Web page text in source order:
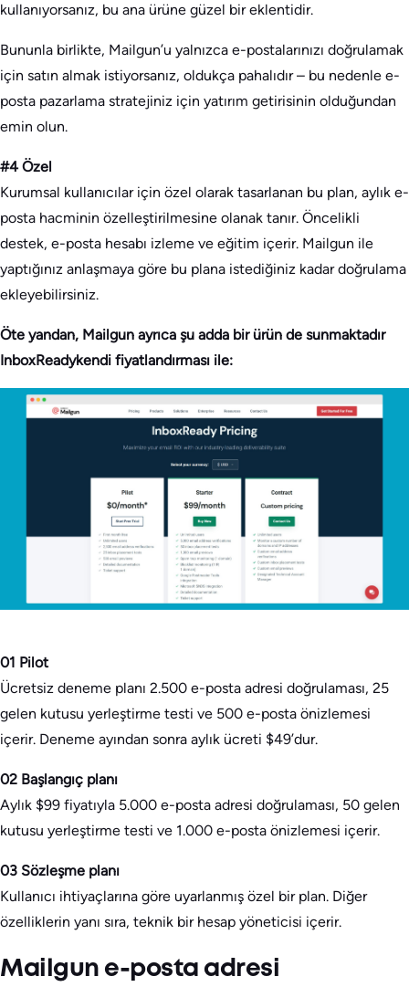
kullanıyorsanız, bu ana ürüne güzel bir eklentidir.
Bununla birlikte, Mailgun’u yalnızca e-postalarınızı doğrulamak
için satın almak istiyorsanız, oldukça pahalıdır – bu nedenle e-
posta pazarlama stratejiniz için yatırım getirisinin olduğundan
emin olun.
#4 Özel
Kurumsal kullanıcılar için özel olarak tasarlanan bu plan, aylık e-
posta hacminin özelleştirilmesine olanak tanır. Öncelikli
destek, e-posta hesabı izleme ve eğitim içerir. Mailgun ile
yaptığınız anlaşmaya göre bu plana istediğiniz kadar doğrulama
ekleyebilirsiniz.
Öte yandan, Mailgun ayrıca şu adda bir ürün de sunmaktadır
InboxReadykendi fiyatlandırması ile:
01 Pilot
Ücretsiz deneme planı 2.500 e-posta adresi doğrulaması, 25
gelen kutusu yerleştirme testi ve 500 e-posta önizlemesi
içerir. Deneme ayından sonra aylık ücreti $49’dur.
02 Başlangıç planı
Aylık $99 fiyatıyla 5.000 e-posta adresi doğrulaması, 50 gelen
kutusu yerleştirme testi ve 1.000 e-posta önizlemesi içerir.
03 Sözleşme planı
Kullanıcı ihtiyaçlarına göre uyarlanmış özel bir plan. Diğer
özelliklerin yanı sıra, teknik bir hesap yöneticisi içerir.
Mailgun e-posta adresi